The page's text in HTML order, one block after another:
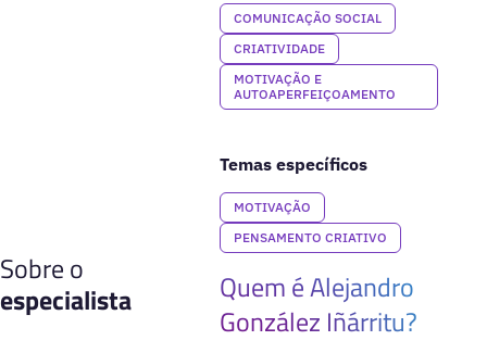
COMUNICAÇÃO SOCIAL
CRIATIVIDADE
MOTIVAÇÃO E
AUTOAPERFEIÇOAMENTO
Temas específicos
MOTIVAÇÃO
PENSAMENTO CRIATIVO
Sobre o
especialista
Quem é Alejandro
González Iñárritu?